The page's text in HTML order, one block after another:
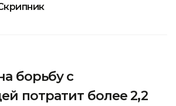
борьбу с
потратит более 2,2